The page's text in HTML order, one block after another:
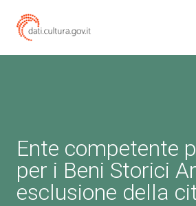
Ente competente
per i Beni Storici
esclusione della